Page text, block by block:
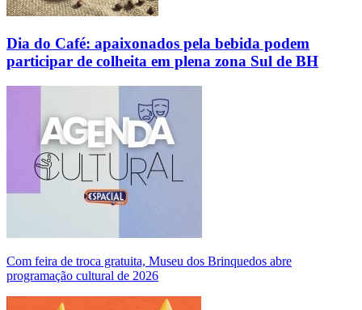
Dia do Café: apaixonados pela bebida podem
participar de colheita em plena zona Sul de BH
Com feira de troca gratuita, Museu dos Brinquedos abre
programação cultural de 2026